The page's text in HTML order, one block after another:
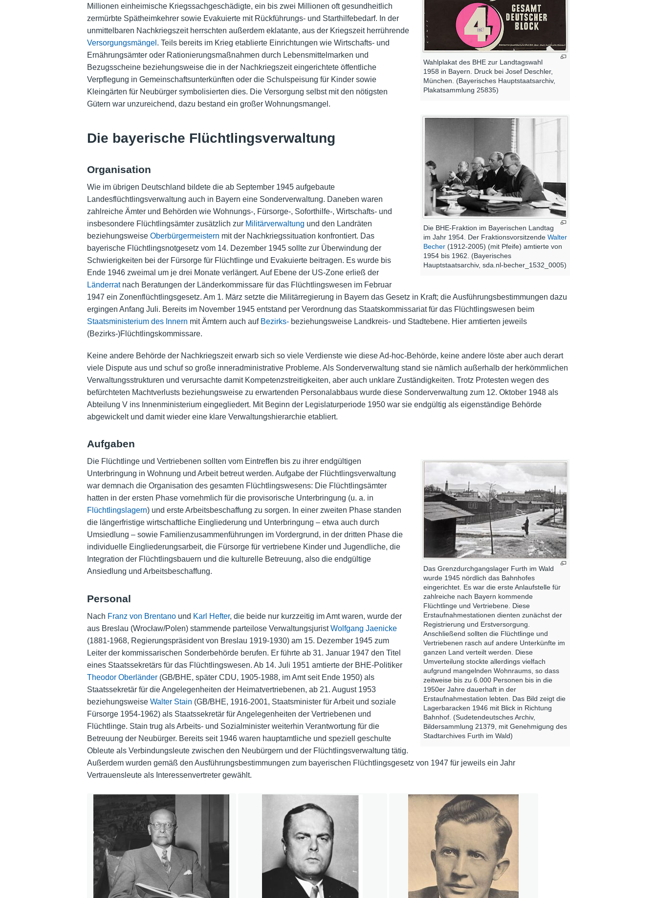
Wahlplakat des BHE zur Landtagswahl
1958 in Bayern. Druck bei Josef Deschler,
München. (Bayerisches Hauptstaatsarchiv,
Plakatsammlung 25835)
Die BHE-Fraktion im Bayerischen Landtag
im Jahr 1954. Der FraktionsvorsitzendeWalter
Becher (1912-2005) (mit Pfeife) amtierte von
1954 bis 1962. (Bayerisches
Hauptstaatsarchiv, sda.nl-becher_1532_0005)
Millionen einheimische Kriegssachgeschädigte, ein bis zwei Millionen oft gesundheitlich
zermürbte Spätheimkehrer sowie Evakuierte mit Rückführungs- und Starthilfebedarf. In der
unmittelbaren Nachkriegszeit herrschten außerdem eklatante, aus der Kriegszeit herrührende
Versorgungsmängel . Teils bereits im Krieg etablierte Einrichtungen wie Wirtschafts- und
Ernährungsämter oder Rationierungsmaßnahmen durch Lebensmittelmarken und
Bezugsscheine beziehungsweise die in der Nachkriegszeit eingerichtete öffentliche
Verpflegung in Gemeinschaftsunterkünften oder die Schulspeisung für Kinder sowie
Kleingärten für Neubürger symbolisierten dies. Die Versorgung selbst mit den nötigsten
Gütern war unzureichend, dazu bestand ein großer Wohnungsmangel.
Die bayerische Flüchtlingsverwaltung
Organisation
Wie im übrigen Deutschland bildete die ab September 1945 aufgebaute
Landesflüchtlingsverwaltung auch in Bayern eine Sonderverwaltung. Daneben waren
zahlreiche Ämter und Behörden wie Wohnungs-, Fürsorge-, Soforthilfe-, Wirtschafts- und
insbesondere Flüchtlingsämter zusätzlich zur Militärverwaltung und den Landräten
beziehungsweise Oberbürgermeistern mit der Nachkriegssituation konfrontiert. Das
bayerische Flüchtlingsnotgesetz vom 14. Dezember 1945 sollte zur Überwindung der
Schwierigkeiten bei der Fürsorge für Flüchtlinge und Evakuierte beitragen. Es wurde bis
Ende 1946 zweimal um je drei Monate verlängert. Auf Ebene der US-Zoneerließ der
Länderratnach Beratungen der Länderkommissare für das Flüchtlingswesen im Februar
1947 ein Zonenflüchtlingsgesetz. Am 1. März setzte die Militärregierung in Bayern das Gesetz in Kraft; die Ausführungsbestimmungen dazu
ergingen Anfang Juli. Bereits im November 1945 entstand per Verordnung das Staatskommissariat für das Flüchtlingswesen beim
Staatsministerium des Innern mit Ämtern auch auf Bezirks-beziehungsweise Landkreis- und Stadtebene. Hier amtierten jeweils
(Bezirks-)Flüchtlingskommissare.
Keine andere Behörde der Nachkriegszeit erwarb sich so viele Verdienste wie diese Ad-hoc-Behörde, keine andere löste aber auch derart
viele Dispute aus und schuf so große inneradministrative Probleme. Als Sonderverwaltung stand sie nämlich außerhalb der herkömmlichen
Verwaltungsstrukturen und verursachte damit Kompetenzstreitigkeiten, aber auch unklare Zuständigkeiten. Trotz Protesten wegen des
befürchteten Machtverlusts beziehungsweise zu erwartenden Personalabbaus wurde diese Sonderverwaltung zum 12. Oktober 1948 als
Abteilung V ins Innenministerium eingegliedert. Mit Beginn der Legislaturperiode 1950war sie endgültig als eigenständige Behörde
abgewickelt und damit wieder eine klare Verwaltungshierarchie etabliert.
Aufgaben
Das Grenzdurchgangslager Furth im Wald
wurde 1945 nördlich das Bahnhofes
eingerichtet. Es war die erste Anlaufstelle für
zahlreiche nach Bayern kommende
Flüchtlinge und Vertriebene. Diese
Erstaufnahmestationen dienten zunächst der
Registrierung und Erstversorgung.
Anschließend sollten die Flüchtlinge und
Vertriebenen rasch auf andere Unterkünfte im
ganzen Land verteilt werden. Diese
Umverteilung stockte allerdings vielfach
aufgrund mangelnden Wohnraums, so dass
zeitweise bis zu 6.000 Personen bis in die
1950er Jahre dauerhaft in der
Erstaufnahmestation lebten. Das Bild zeigt die
Lagerbaracken 1946 mit Blick in Richtung
Bahnhof. (Sudetendeutsches Archiv,
Bildersammlung 21379, mit Genehmigung des
Stadtarchives Furth im Wald)
Die Flüchtlinge und Vertriebenen sollten vom Eintreffen bis zu ihrer endgültigen
Unterbringung in Wohnung und Arbeit betreut werden. Aufgabe der Flüchtlingsverwaltung
war demnach die Organisation des gesamten Flüchtlingswesens: Die Flüchtlingsämter
hatten in der ersten Phase vornehmlich für die provisorische Unterbringung (u. a. in
Flüchtlingslagern) und erste Arbeitsbeschaffung zu sorgen. In einer zweiten Phase standen
die längerfristige wirtschaftliche Eingliederung und Unterbringung – etwa auch durch
Umsiedlung – sowie Familienzusammenführungen im Vordergrund, in der dritten Phase die
individuelle Eingliederungsarbeit, die Fürsorge für vertriebene Kinder und Jugendliche, die
Integration der Flüchtlingsbauern und die kulturelle Betreuung, also die endgültige
Ansiedlung und Arbeitsbeschaffung.
Personal
Nach Franz von Brentanound Karl Hefter, die beide nur kurzzeitig im Amt waren, wurde der
aus Breslau (Wrocław/Polen) stammende parteilose VerwaltungsjuristWolfgang Jaenicke
(1881-1968, Regierungspräsident von Breslau 1919-1930) am 15. Dezember 1945 zum
Leiter der kommissarischen Sonderbehörde berufen. Er führte ab 31. Januar 1947 den Titel
eines Staatssekretärs für das Flüchtlingswesen. Ab 14. Juli 1951 amtierte der BHE-Politiker
Theodor Oberländer(GB/BHE, später CDU, 1905-1988, im Amt seit Ende 1950) als
Staatssekretär für die Angelegenheiten der Heimatvertriebenen, ab 21. August 1953
beziehungsweise Walter Stain (GB/BHE, 1916-2001, Staatsminister für Arbeit und soziale
Fürsorge 1954-1962) als Staatssekretär für Angelegenheiten der Vertriebenen und
Flüchtlinge. Stain trug als Arbeits- und Sozialminister weiterhin Verantwortung für die
Betreuung der Neubürger. Bereits seit 1946 waren hauptamtliche und speziell geschulte
Obleute als Verbindungsleute zwischen den Neubürgern und der Flüchtlingsverwaltung tätig.
Außerdem wurden gemäß den Ausführungsbestimmungen zum bayerischen Flüchtlingsgesetz von 1947 für jeweils ein Jahr
Vertrauensleute als Interessenvertreter gewählt.